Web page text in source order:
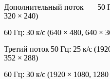
Дополнительный поток
50
320 × 240)
60 Гц: 30 к/с (640 × 480, 640 ×
Третий поток 50 Гц: 25 к/с
352 × 288)
60 Гц: 30 к/с (1920 × 1080,